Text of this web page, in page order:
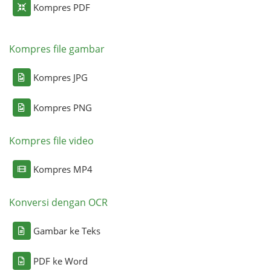
Kompres PDF
Kompres file gambar
Kompres JPG
Kompres PNG
Kompres file video
Kompres MP4
Konversi dengan OCR
Gambar ke Teks
PDF ke Word